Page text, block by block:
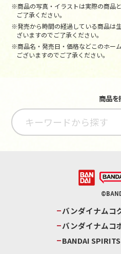
※商品の写真・イラストは実際の商品
ご了承ください。
※発売から時間の経過している商品は
ざいますのでご了承ください。
※商品名・発売日・価格などこのホー
ございますのでご了承ください。
商品を
バンダイナムコ
バンダイナムコ
BANDAI SPIRITS